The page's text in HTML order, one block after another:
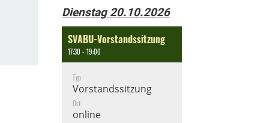
Dienstag 20.10.2026
SVABU-Vorstandssitzung
17:30 - 19:00
Typ
Vorstandssitzung
Ort
online